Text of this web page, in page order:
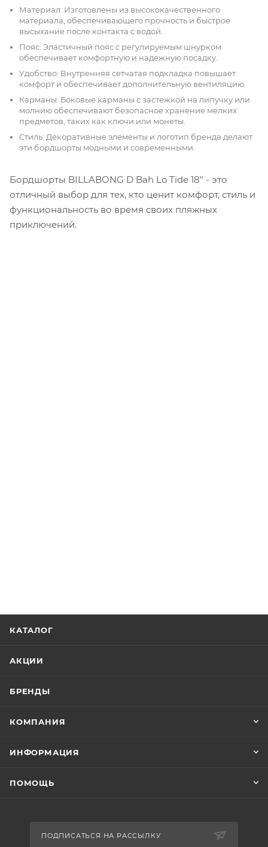
Материал: Изготовлены из высококачественного
материала, обеспечивающего прочность и быстрое
высыхание после контакта с водой.
Пояс: Эластичный пояс с регулируемым шнурком
обеспечивает комфортную и надежную посадку.
Удобство: Внутренняя сетчатая подкладка повышает
комфорт и обеспечивает дополнительную вентиляцию.
Карманы: Боковые карманы с застежкой на липучку или
молнию обеспечивают безопасное хранение мелких
предметов, таких как ключи или монеты.
Стиль: Декоративные элементы и логотип бренда делают
эти бордшорты модными и современными.
Бордшорты BILLABONG D Bah Lo Tide 18" - это
отличный выбор для тех, кто ценит комфорт, стиль и
функциональность во время своих пляжных
приключений.
КАТАЛОГ
АКЦИИ
БРЕНДЫ
КОМПАНИЯ
ИНФОРМАЦИЯ
ПОМОЩЬ
ПОДПИСАТЬСЯ НА РАССЫЛКУ